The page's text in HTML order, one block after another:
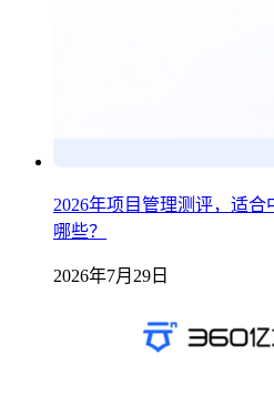
2026年项目管理测评，适
哪些？
2026年7月29日